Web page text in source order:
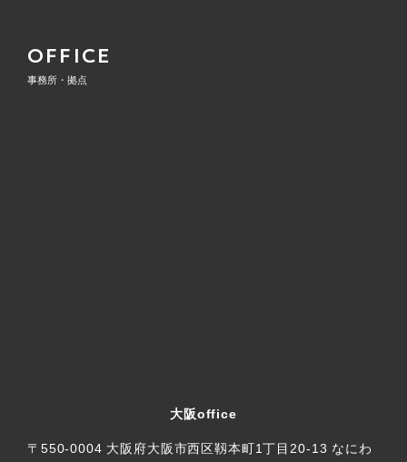
OFFICE
事務所・拠点
大阪office
〒550-0004 大阪府大阪市西区靱本町1丁目20-13 なにわ